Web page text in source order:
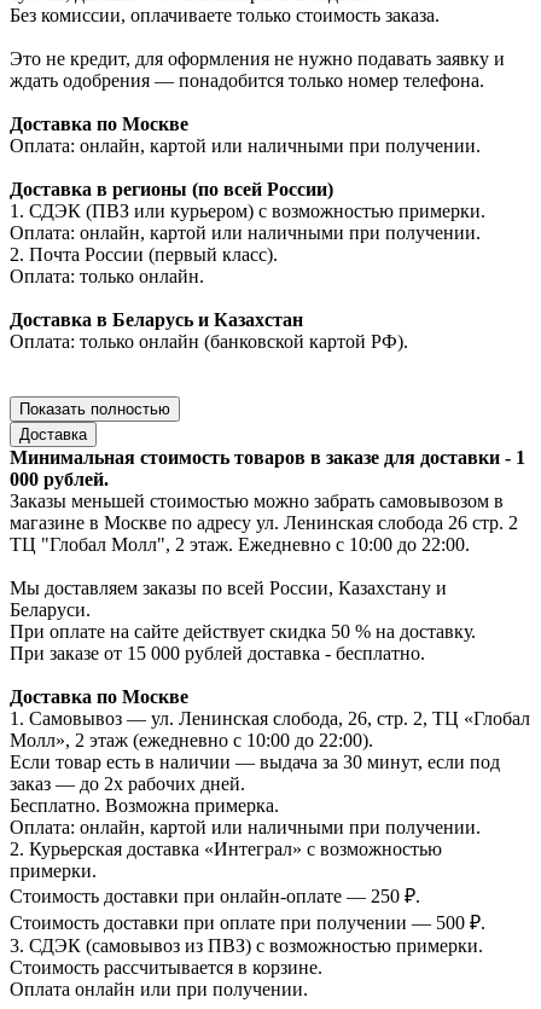
Без комиссии, оплачиваете только стоимость заказа.
Это не кредит, для оформления не нужно подавать заявку и
ждать одобрения — понадобится только номер телефона.
Доставка по Москве
Оплата: онлайн, картой или наличными при получении.
Доставка в регионы (по всей России)
1. СДЭК (ПВЗ или курьером) с возможностью примерки.
Оплата: онлайн, картой или наличными при получении.
2. Почта России (первый класс).
Оплата: только онлайн.
Доставка в Беларусь и Казахстан
Оплата: только онлайн (банковской картой РФ).
Показать полностью
Доставка
Минимальная стоимость товаров в заказе для доставки - 1
000 рублей.
Заказы меньшей стоимостью можно забрать самовывозом в
магазине в Москве по адресу ул. Ленинская слобода 26 стр. 2
ТЦ "Глобал Молл", 2 этаж. Ежедневно с 10:00 до 22:00.
Мы доставляем заказы по всей России, Казахстану и
Беларуси.
При оплате на сайте действует скидка 50 % на доставку.
При заказе от 15 000 рублей доставка - бесплатно.
Доставка по Москве
1. Самовывоз — ул. Ленинская слобода, 26, стр. 2, ТЦ «Глобал
Молл», 2 этаж (ежедневно с 10:00 до 22:00).
Если товар есть в наличии — выдача за 30 минут, если под
заказ — до 2х рабочих дней.
Бесплатно. Возможна примерка.
Оплата: онлайн, картой или наличными при получении.
2. Курьерская доставка «Интеграл» с возможностью
примерки.
Стоимость доставки при онлайн-оплате — 250 ₽.
Стоимость доставки при оплате при получении — 500 ₽.
3. СДЭК (самовывоз из ПВЗ) с возможностью примерки.
Стоимость рассчитывается в корзине.
Оплата онлайн или при получении.